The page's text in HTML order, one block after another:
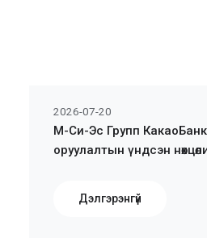
2026-07-20
М-Си-Эс Групп
оруулалтын үндсэн
Дэлгэрэнгүй